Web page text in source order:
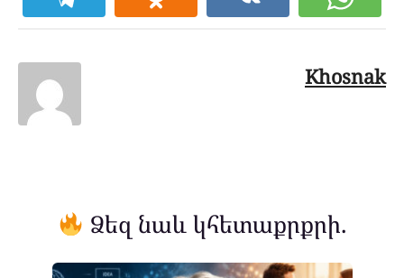
Khosnak
Ձեզ նաև կհետաքրքրի.